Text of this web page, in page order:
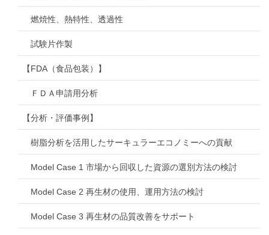
燃焼性、熱特性、透過性
試験片作製
【FDA（食品包装）】
ＦＤＡ申請用分析
【分析・評価事例】
樹脂分析を活用したサーキュラーエコノミーへの貢献
Model Case 1 市場から回収した資源の選別方法の検討
Model Case 2 再生材の使用、運用方法の検討
Model Case 3 再生材の品質改善をサポート